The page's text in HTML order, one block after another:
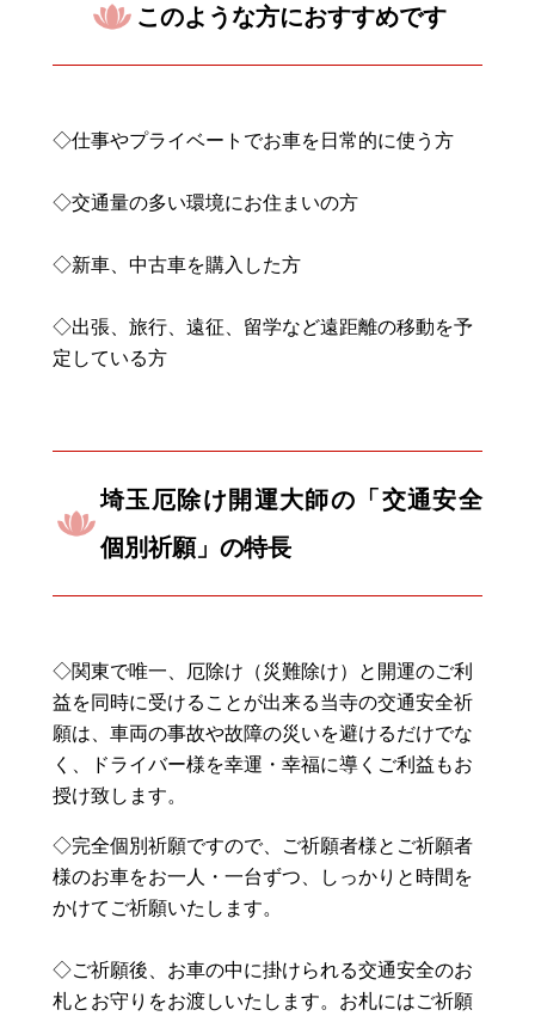
このような方におすすめです
◇仕事やプライベートでお車を日常的に使う方
◇交通量の多い環境にお住まいの方
◇新車、中古車を購入した方
◇出張、旅行、遠征、留学など遠距離の移動を予
定している方
埼玉厄除け開運大師の「交通安全
個別祈願」の特長
◇関東で唯一、厄除け（災難除け）と開運のご利
益を同時に受けることが出来る当寺の交通安全祈
願は、車両の事故や故障の災いを避けるだけでな
く、ドライバー様を幸運・幸福に導くご利益もお
授け致します。
◇完全個別祈願ですので、ご祈願者様とご祈願者
様のお車をお一人・一台ずつ、しっかりと時間を
かけてご祈願いたします。
◇ご祈願後、お車の中に掛けられる交通安全のお
札とお守りをお渡しいたします。お札にはご祈願